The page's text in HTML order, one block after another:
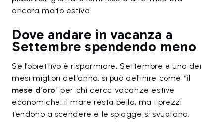
ancora molto estiva.
Dove andare in vacanza a
Settembre spendendo meno
Se l’obiettivo è risparmiare, Settembre è uno dei
mesi migliori dell’anno, si può definire come “il
mese d’oro” per chi cerca vacanze estive
economiche: il mare resta bello, ma i prezzi
tendono a scendere e le spiagge si svuotano.